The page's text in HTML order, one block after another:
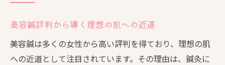
美容鍼評判から導く理想の肌への近道
美容鍼は多くの女性から高い評判を得ており、理想の肌
への近道として注目されています。その理由は、鍼灸に